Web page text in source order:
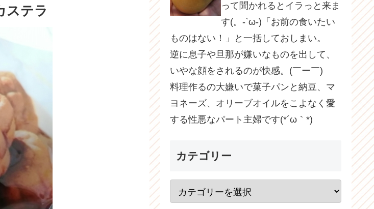
ステラ
って聞かれるとイラっと来ま
す(。-`ω-)「お前の食いたい
ものはない！」と一括しておしまい。
逆に息子や旦那が嫌いなものを出して、
いやな顔をされるのが快感。(￣ー￣)
料理作るの大嫌いで菓子パンと納豆、マ
ヨネーズ、オリーブオイルをこよなく愛
する性悪なパート主婦です(*´ω｀*)
カテゴリー